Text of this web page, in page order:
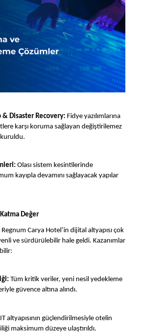
& Disaster Recovery: Fidye yazılımlarına
karşı koruma sağlayan değiştirilemez
Olası sistem kesintilerinde
kayıpla devamını sağlayacak yapılar
Değer
Carya Hotel’in dijital altyapısı çok
ve sürdürülebilir hale geldi. Kazanımlar
Tüm kritik veriler, yeni nesil yedekleme
güvence altına alındı.
IT altyapısının güçlendirilmesiyle otelin
maksimum düzeye ulaştırıldı.